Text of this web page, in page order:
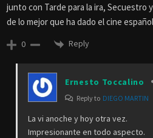
junto con Tarde para la ira, Secuestro
de lo mejor que ha dado el cine
0 Reply
Ernesto Toccalino
Reply to DIEGO MARTIN
La vi anoche y hoy otra vez.
Impresionante en todo aspecto.